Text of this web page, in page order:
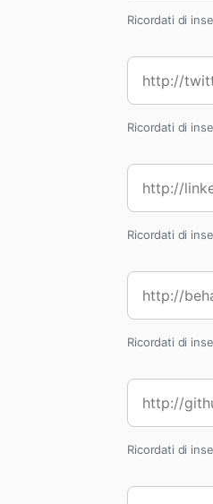
Ricordati di
Ricordati di
Ricordati di
Ricordati di
Ricordati di